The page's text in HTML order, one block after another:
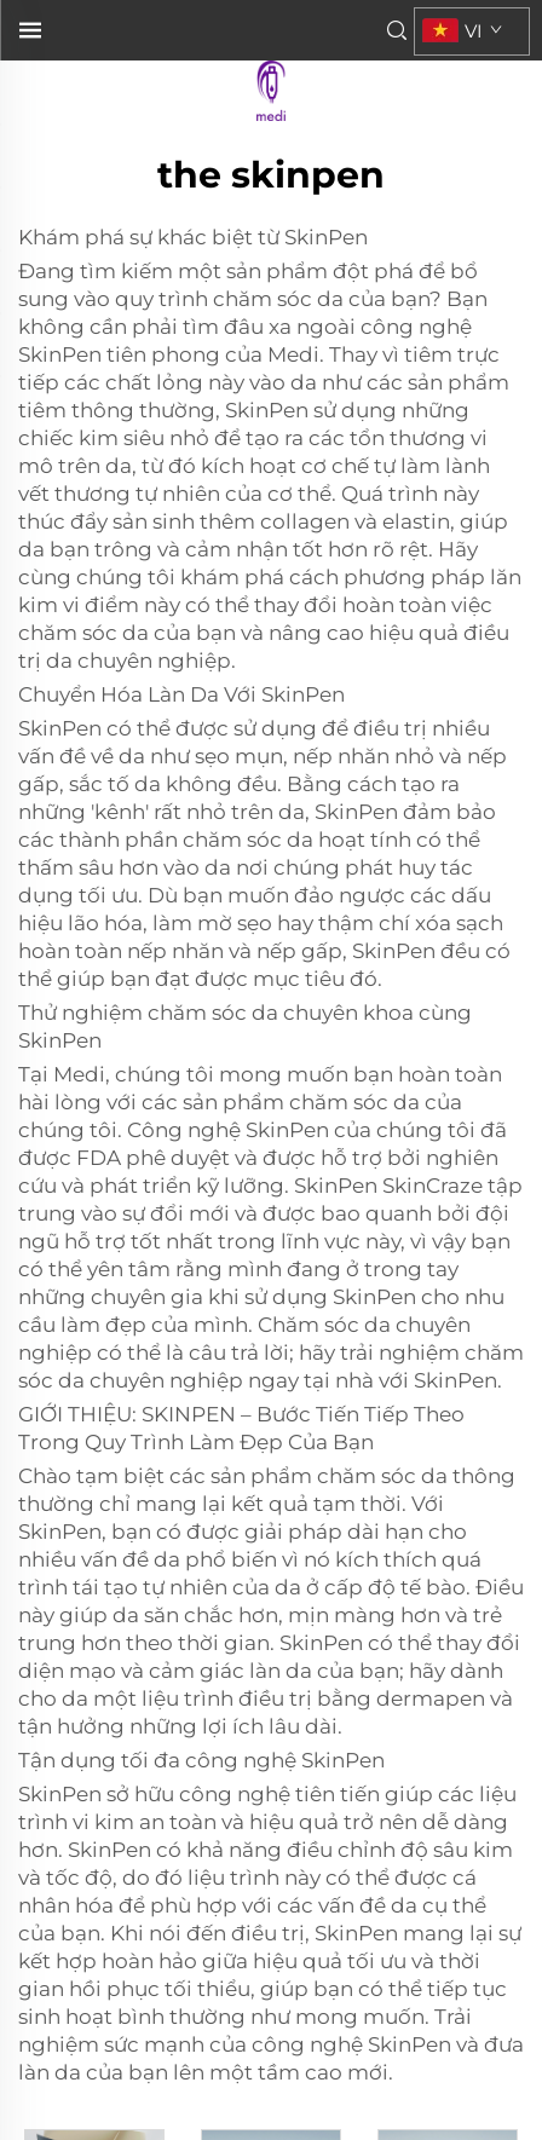
VI
the skinpen
Khám phá sự khác biệt từ SkinPen
Đang tìm kiếm một sản phẩm đột phá để bổ
sung vào quy trình chăm sóc da của bạn? Bạn
không cần phải tìm đâu xa ngoài công nghệ
SkinPen tiên phong của Medi. Thay vì tiêm trực
tiếp các chất lỏng này vào da như các sản phẩm
tiêm thông thường, SkinPen sử dụng những
chiếc kim siêu nhỏ để tạo ra các tổn thương vi
mô trên da, từ đó kích hoạt cơ chế tự làm lành
vết thương tự nhiên của cơ thể. Quá trình này
thúc đẩy sản sinh thêm collagen và elastin, giúp
da bạn trông và cảm nhận tốt hơn rõ rệt. Hãy
cùng chúng tôi khám phá cách phương pháp lăn
kim vi điểm này có thể thay đổi hoàn toàn việc
chăm sóc da của bạn và nâng cao hiệu quả điều
trị da chuyên nghiệp.
Chuyển Hóa Làn Da Với SkinPen
SkinPen có thể được sử dụng để điều trị nhiều
vấn đề về da như sẹo mụn, nếp nhăn nhỏ và nếp
gấp, sắc tố da không đều. Bằng cách tạo ra
những 'kênh' rất nhỏ trên da, SkinPen đảm bảo
các thành phần chăm sóc da hoạt tính có thể
thấm sâu hơn vào da nơi chúng phát huy tác
dụng tối ưu. Dù bạn muốn đảo ngược các dấu
hiệu lão hóa, làm mờ sẹo hay thậm chí xóa sạch
hoàn toàn nếp nhăn và nếp gấp, SkinPen đều có
thể giúp bạn đạt được mục tiêu đó.
Thử nghiệm chăm sóc da chuyên khoa cùng
SkinPen
Tại Medi, chúng tôi mong muốn bạn hoàn toàn
hài lòng với các sản phẩm chăm sóc da của
chúng tôi. Công nghệ SkinPen của chúng tôi đã
được FDA phê duyệt và được hỗ trợ bởi nghiên
cứu và phát triển kỹ lưỡng. SkinPen SkinCraze tập
trung vào sự đổi mới và được bao quanh bởi đội
ngũ hỗ trợ tốt nhất trong lĩnh vực này, vì vậy bạn
có thể yên tâm rằng mình đang ở trong tay
những chuyên gia khi sử dụng SkinPen cho nhu
cầu làm đẹp của mình. Chăm sóc da chuyên
nghiệp có thể là câu trả lời; hãy trải nghiệm chăm
sóc da chuyên nghiệp ngay tại nhà với SkinPen.
GIỚI THIỆU: SKINPEN – Bước Tiến Tiếp Theo
Trong Quy Trình Làm Đẹp Của Bạn
Chào tạm biệt các sản phẩm chăm sóc da thông
thường chỉ mang lại kết quả tạm thời. Với
SkinPen, bạn có được giải pháp dài hạn cho
nhiều vấn đề da phổ biến vì nó kích thích quá
trình tái tạo tự nhiên của da ở cấp độ tế bào. Điều
này giúp da săn chắc hơn, mịn màng hơn và trẻ
trung hơn theo thời gian. SkinPen có thể thay đổi
diện mạo và cảm giác làn da của bạn; hãy dành
cho da một liệu trình điều trị bằng dermapen và
tận hưởng những lợi ích lâu dài.
Tận dụng tối đa công nghệ SkinPen
SkinPen sở hữu công nghệ tiên tiến giúp các liệu
trình vi kim an toàn và hiệu quả trở nên dễ dàng
hơn. SkinPen có khả năng điều chỉnh độ sâu kim
và tốc độ, do đó liệu trình này có thể được cá
nhân hóa để phù hợp với các vấn đề da cụ thể
của bạn. Khi nói đến điều trị, SkinPen mang lại sự
kết hợp hoàn hảo giữa hiệu quả tối ưu và thời
gian hồi phục tối thiểu, giúp bạn có thể tiếp tục
sinh hoạt bình thường như mong muốn. Trải
nghiệm sức mạnh của công nghệ SkinPen và đưa
làn da của bạn lên một tầm cao mới.